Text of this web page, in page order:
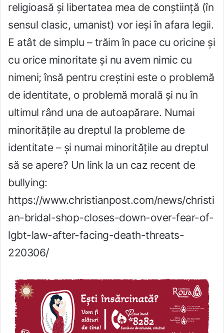
religioasă și libertatea mea de conștiință (în
sensul clasic, umanist) vor ieși în afara legii.
E atât de simplu – trăim în pace cu oricine și
cu orice minoritate și nu avem nimic cu
nimeni; însă pentru creștini este o problemă
de identitate, o problemă morală și nu în
ultimul rând una de autoapărare. Numai
minoritățile au dreptul la probleme de
identitate – și numai minoritățile au dreptul
să se apere? Un link la un caz recent de
bullying:
https://www.christianpost.com/news/christi
an-bridal-shop-closes-down-over-fear-of-
lgbt-law-after-facing-death-threats-
220306/